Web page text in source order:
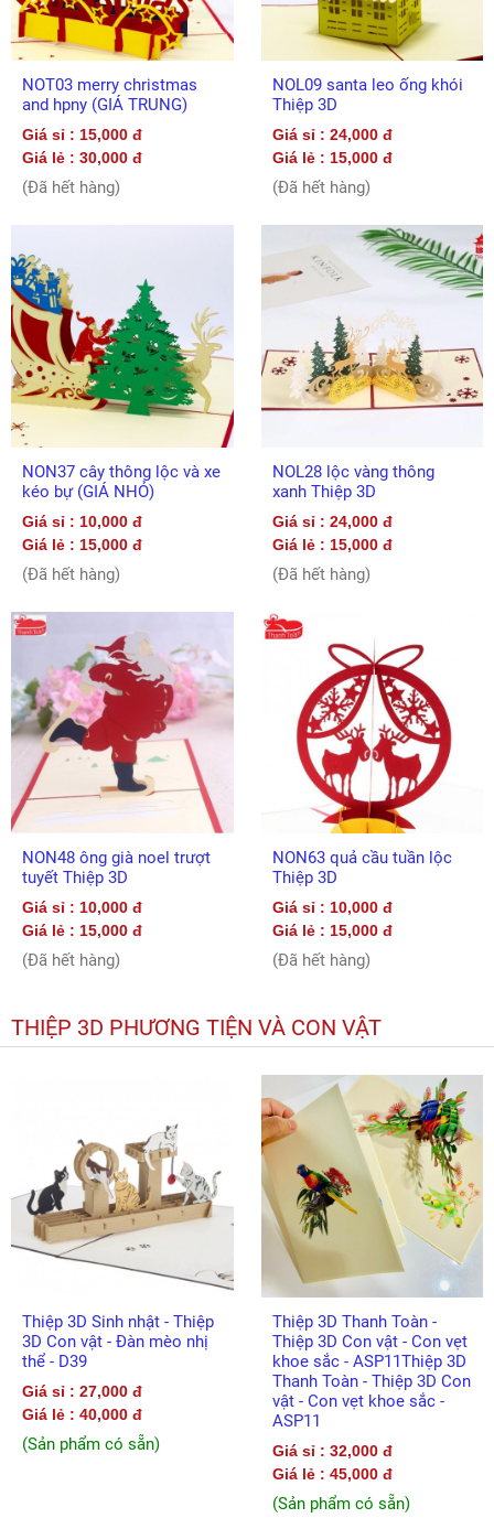
NOT03 merry christmas
and hpny (GIÁ TRUNG)
Giá sỉ : 15,000 đ
Giá lẻ : 30,000 đ
(Đã hết hàng)
NOL09 santa leo ống khói
Thiệp 3D
Giá sỉ : 24,000 đ
Giá lẻ : 15,000 đ
(Đã hết hàng)
NON37 cây thông lộc và xe
kéo bự (GIÁ NHỎ)
Giá sỉ : 10,000 đ
Giá lẻ : 15,000 đ
(Đã hết hàng)
NOL28 lộc vàng thông
xanh Thiệp 3D
Giá sỉ : 24,000 đ
Giá lẻ : 15,000 đ
(Đã hết hàng)
NON48 ông già noel trượt
tuyết Thiệp 3D
Giá sỉ : 10,000 đ
Giá lẻ : 15,000 đ
(Đã hết hàng)
NON63 quả cầu tuần lộc
Thiệp 3D
Giá sỉ : 10,000 đ
Giá lẻ : 15,000 đ
(Đã hết hàng)
THIỆP 3D PHƯƠNG TIỆN VÀ CON VẬT
Thiệp 3D Sinh nhật - Thiệp
3D Con vật - Đàn mèo nhị
thể - D39
Giá sỉ : 27,000 đ
Giá lẻ : 40,000 đ
(Sản phẩm có sẵn)
Thiệp 3D Thanh Toàn -
Thiệp 3D Con vật - Con vẹt
khoe sắc - ASP11Thiệp 3D
Thanh Toàn - Thiệp 3D Con
vật - Con vẹt khoe sắc -
ASP11
Giá sỉ : 32,000 đ
Giá lẻ : 45,000 đ
(Sản phẩm có sẵn)